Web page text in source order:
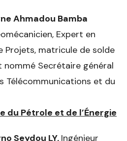
Ahmadou Bamba
Expert en
Projets, matricule de solde
nommé Secrétaire général
Télécommunications et du
du Pétrole et de l’Énergie
Seydou LY, Ingénieur